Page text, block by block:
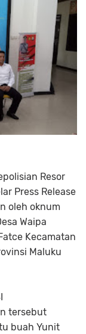
Resor
Press Release
oleh oknum
Waipa
Kecamatan
Maluku
tersebut
buah Yunit